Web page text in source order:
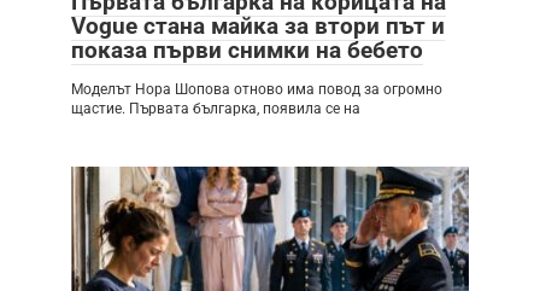
Vogue стана майка за втори път и
показа първи снимки на бебето
Моделът Нора Шопова отново има повод за огромно
щастие. Първата българка, появила се на